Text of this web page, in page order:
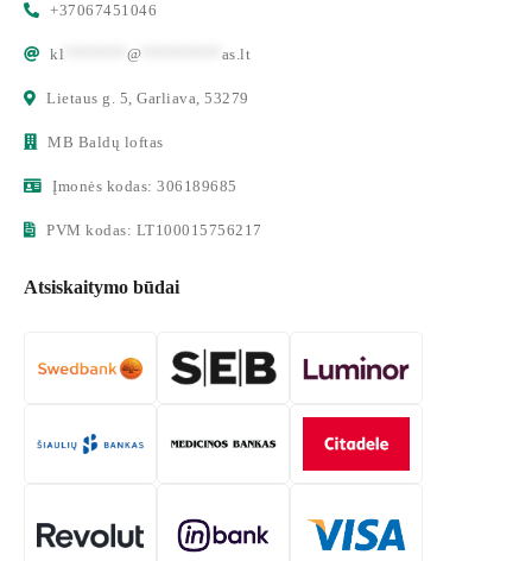
+37067451046
kl @ as.lt
Lietaus g. 5, Garliava, 53279
MB Baldų loftas
Įmonės kodas: 306189685
PVM kodas: LT100015756217
Atsiskaitymo būdai